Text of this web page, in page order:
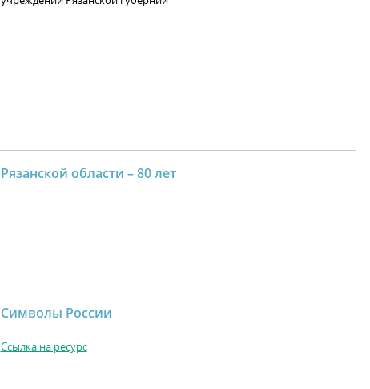
Рязанской области – 80 лет
Символы России
Ссылка на ресурс